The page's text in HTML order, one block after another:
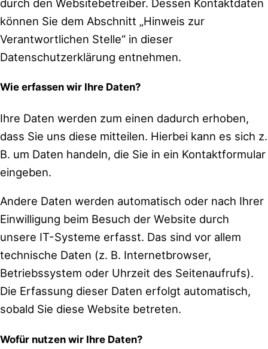
durch den Websitebetreiber. Dessen Kontaktdaten
können Sie dem Abschnitt „Hinweis zur
Verantwortlichen Stelle“ in dieser
Datenschutzerklärung entnehmen.
Wie erfassen wir Ihre Daten?
Ihre Daten werden zum einen dadurch erhoben,
dass Sie uns diese mitteilen. Hierbei kann es sich z.
B. um Daten handeln, die Sie in ein Kontaktformular
eingeben.
Andere Daten werden automatisch oder nach Ihrer
Einwilligung beim Besuch der Website durch
unsere IT-Systeme erfasst. Das sind vor allem
technische Daten (z. B. Internetbrowser,
Betriebssystem oder Uhrzeit des Seitenaufrufs).
Die Erfassung dieser Daten erfolgt automatisch,
sobald Sie diese Website betreten.
Wofür nutzen wir Ihre Daten?